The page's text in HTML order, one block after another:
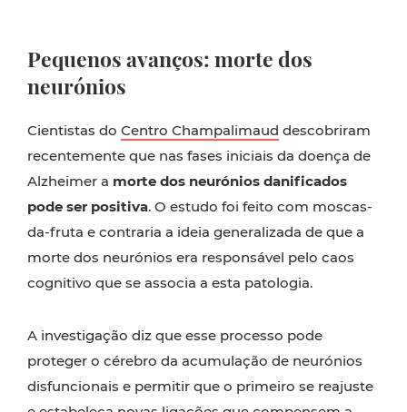
Pequenos avanços: morte dos
neurónios
Cientistas do Centro Champalimaud descobriram
recentemente que nas fases iniciais da doença de
Alzheimer a morte dos neurónios danificados
pode ser positiva. O estudo foi feito com moscas-
da-fruta e contraria a ideia generalizada de que a
morte dos neurónios era responsável pelo caos
cognitivo que se associa a esta patologia.
A investigação diz que esse processo pode
proteger o cérebro da acumulação de neurónios
disfuncionais e permitir que o primeiro se reajuste